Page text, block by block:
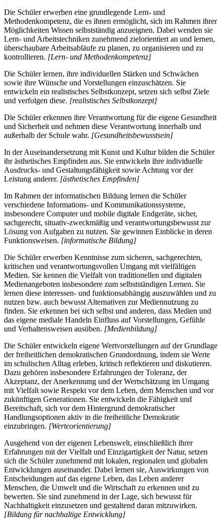
Die Schüler erwerben eine grundlegende Lern- und
Methodenkompetenz, die es ihnen ermöglicht, sich im Rahmen ihrer
Möglichkeiten Wissen selbstständig anzueignen. Dabei wenden sie
Lern- und Arbeitstechniken zunehmend zielorientiert an und lernen,
überschaubare Arbeitsabläufe zu planen, zu organisieren und zu
kontrollieren. [Lern- und Methodenkompetenz]
Die Schüler lernen, ihre individuellen Stärken und Schwächen
sowie ihre Wünsche und Vorstellungen einzuschätzen. Sie
entwickeln ein realistisches Selbstkonzept, setzen sich selbst Ziele
und verfolgen diese. [realistisches Selbstkonzept]
Die Schüler erkennen ihre Verantwortung für die eigene Gesundheit
und Sicherheit und nehmen diese Verantwortung innerhalb und
außerhalb der Schule wahr. [Gesundheitsbewusstsein]
In der Auseinandersetzung mit Kunst und Kultur bilden die Schüler
ihr ästhetisches Empfinden aus. Sie entwickeln ihre individuelle
Ausdrucks- und Gestaltungsfähigkeit sowie Achtung vor der
Leistung anderer. [ästhetisches Empfinden]
Im Rahmen der informatischen Bildung lernen die Schüler
verschiedene Informations- und Kommunikationssysteme,
insbesondere Computer und mobile digitale Endgeräte, sicher,
sachgerecht, situativ-zweckmäßig und verantwortungsbewusst zur
Lösung von Aufgaben zu nutzen. Sie gewinnen Einblicke in deren
Funktionsweisen. [informatische Bildung]
Die Schüler erwerben Kenntnisse zum sicheren, sachgerechten,
kritischen und verantwortungsvollen Umgang mit vielfältigen
Medien. Sie kennen die Vielfalt von traditionellen und digitalen
Medienangeboten insbesondere zum selbstständigen Lernen. Sie
lernen diese interessen- und funktionsabhängig auszuwählen und zu
nutzen bzw. auch bewusst Alternativen zur Mediennutzung zu
finden. Sie erkennen bei sich selbst und anderen, dass Medien und
das eigene mediale Handeln Einfluss auf Vorstellungen, Gefühle
und Verhaltensweisen ausüben. [Medienbildung]
Die Schüler entwickeln eigene Wertvorstellungen auf der Grundlage
der freiheitlichen demokratischen Grundordnung, indem sie Werte
im schulischen Alltag erleben, kritisch reflektieren und diskutieren.
Dazu gehören insbesondere Erfahrungen der Toleranz, der
Akzeptanz, der Anerkennung und der Wertschätzung im Umgang
mit Vielfalt sowie Respekt vor dem Leben, dem Menschen und vor
zukünftigen Generationen. Sie entwickeln die Fähigkeit und
Bereitschaft, sich vor dem Hintergrund demokratischer
Handlungsoptionen aktiv in die freiheitliche Demokratie
einzubringen. [Werteorientierung]
Ausgehend von der eigenen Lebenswelt, einschließlich ihrer
Erfahrungen mit der Vielfalt und Einzigartigkeit der Natur, setzen
sich die Schüler zunehmend mit lokalen, regionalen und globalen
Entwicklungen auseinander. Dabei lernen sie, Auswirkungen von
Entscheidungen auf das eigene Leben, das Leben anderer
Menschen, die Umwelt und die Wirtschaft zu erkennen und zu
bewerten. Sie sind zunehmend in der Lage, sich bewusst für
Nachhaltigkeit einzusetzen und gestaltend daran mitzuwirken.
[Bildung für nachhaltige Entwicklung]